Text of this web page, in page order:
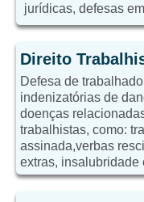
jurídicas, defesas
Direito
Defesa de
indenizatórias de
doenças
trabalhistas, como:
assinada,verbas
extras, insalubridade